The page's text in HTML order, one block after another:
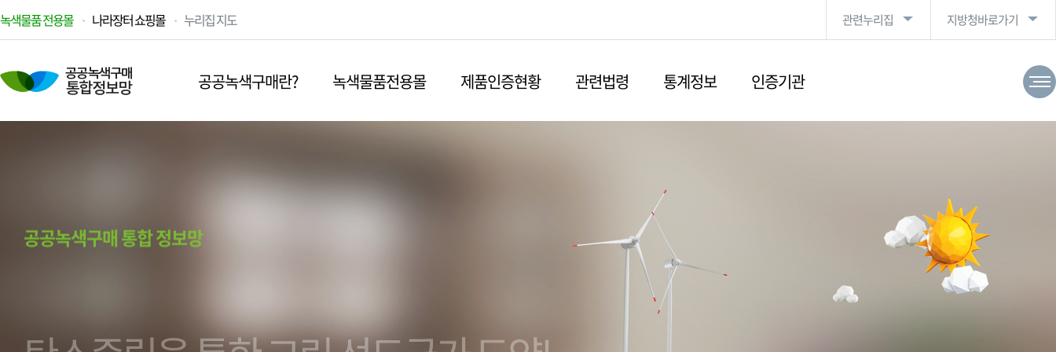
녹색물품 전용몰 나라장터 쇼핑몰 누리집 지도 관련누리집 지방청바로가기
공공녹색구매란? 녹색물품전용몰 제품인증현황 관련법령 통계정보 인증기관
공공녹색구매 통합 정보망
녹색조달로 저탄소·친환경 경제 실현